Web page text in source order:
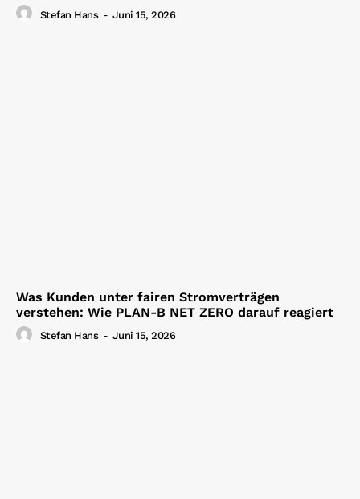
Stefan Hans - Juni 15, 2026
Was Kunden unter fairen Stromverträgen
verstehen: Wie PLAN-B NET ZERO darauf reagiert
Stefan Hans - Juni 15, 2026